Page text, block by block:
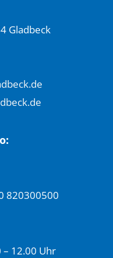
Gladbeck
820300500
– 12.00 Uhr